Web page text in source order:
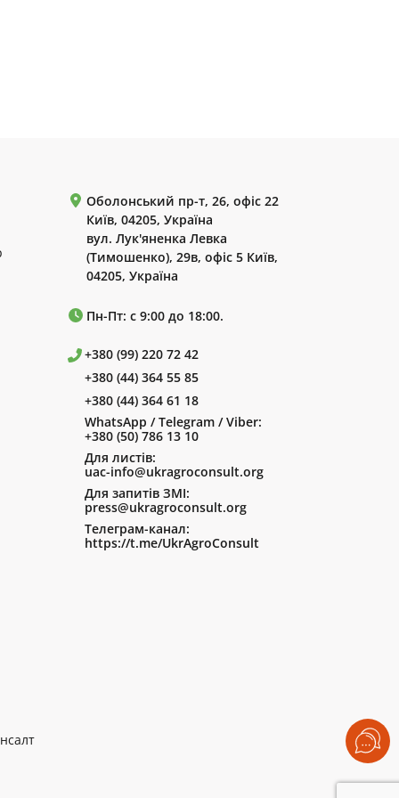
Оболонський пр-т, 26, офіс 22
Київ, 04205, Україна
вул. Лук'яненка Левка
(Тимошенко), 29в, офіс 5 Київ,
04205, Україна
Пн-Пт: с 9:00 до 18:00.
+380 (99) 220 72 42
+380 (44) 364 55 85
+380 (44) 364 61 18
WhatsApp / Telegram / Viber:
+380 (50) 786 13 10
Для листів:
uac-info@ukragroconsult.org
Для запитів ЗМІ:
press@ukragroconsult.org
Телеграм-канал:
https://t.me/UkrAgroConsult